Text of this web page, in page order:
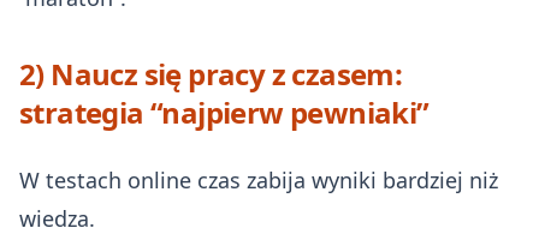
2) Naucz się pracy z czasem:
strategia “najpierw pewniaki”
W testach online czas zabija wyniki bardziej niż
wiedza.